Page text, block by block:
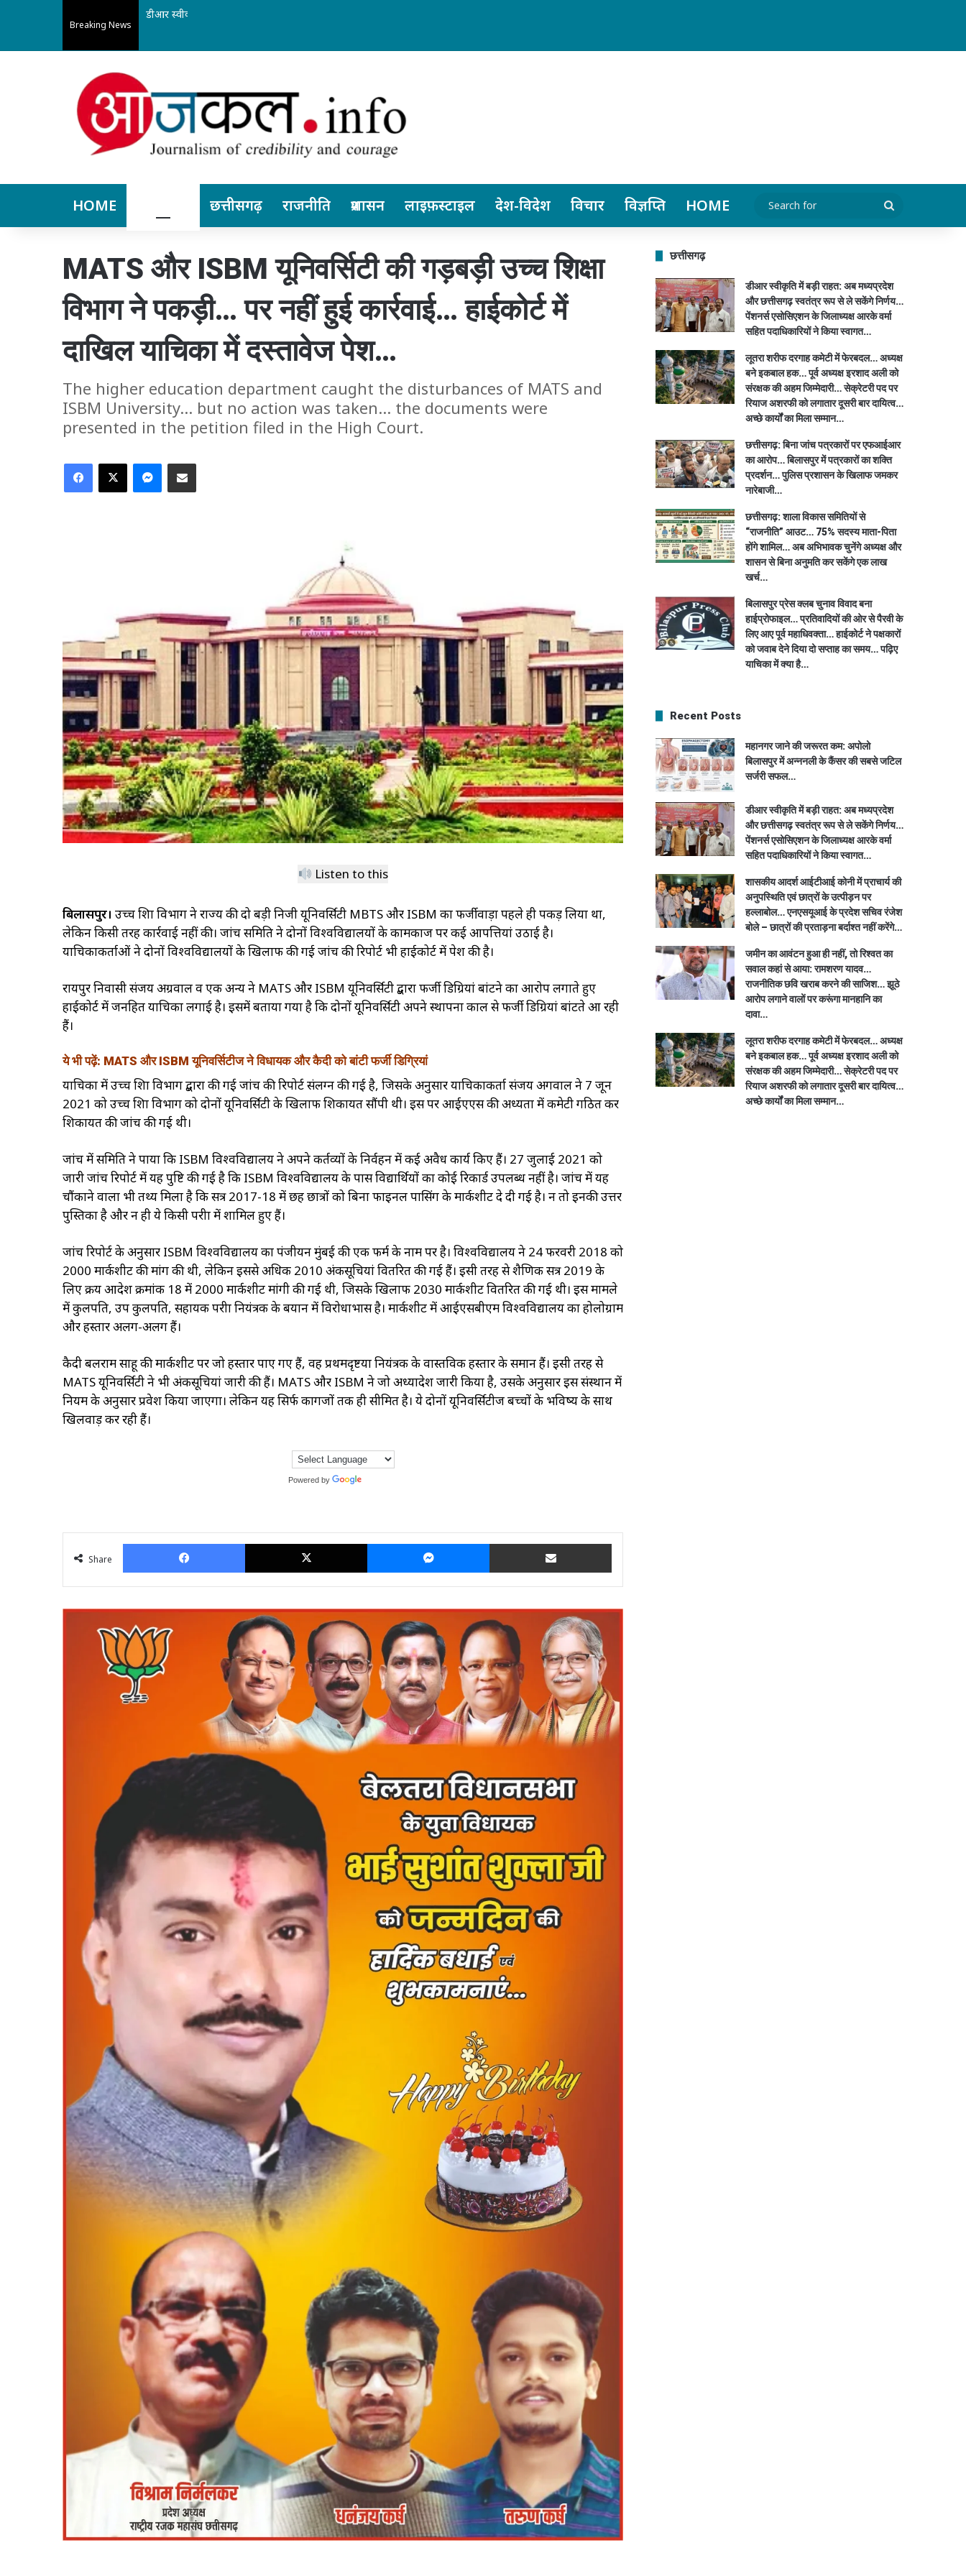
Breaking News
डीआर स्वीकृति में बड़ी राहत: अब मध्यप्रदेश और छत्तीसगढ़ स्वतंत्र रूप से ले सकेंगे निर्णय… पेंशनर्स एसोसिएशन के जिलाध्यक्ष आरके वर्मा सहित पदाधिकारियों ने किया स्वागत…
HOME छत्तीसगढ़ राजनीति प्रशासन लाइफ़स्टाइल देश-विदेश विचार विज्ञप्ति HOME
for
MATS और ISBM यूनिवर्सिटी की गड़बड़ी उच्च शिक्षा
विभाग ने पकड़ी… पर नहीं हुई कार्रवाई… हाईकोर्ट में
दाखिल याचिका में दस्तावेज पेश…
The higher education department caught the disturbances of MATS and
ISBM University... but no action was taken... the documents were
presented in the petition filed in the High Court.
Facebook
X MessengerShare via Email
Listen to this
बिलासपुर। उच्च शिक्षा विभाग ने राज्य की दो बड़ी निजी यूनिवर्सिटी MBTS और ISBM का फर्जीवाड़ा पहले ही पकड़ लिया था,
लेकिन किसी तरह कार्रवाई नहीं की। जांच समिति ने दोनों विश्वविद्यालयों के कामकाज पर कई आपत्तियां उठाई है।
याचिकाकर्ताओं ने दोनों विश्वविद्यालयों के खिलाफ की गई जांच की रिपोर्ट भी हाईकोर्ट में पेश की है।
रायपुर निवासी संजय अग्रवाल व एक अन्य ने MATS और ISBM यूनिवर्सिटी द्बारा फर्जी डिग्रियां बांटने का आरोप लगाते हुए
हाईकोर्ट में जनहित याचिका लगाई है। इसमें बताया गया है कि दोनों यूनिवर्सिटी अपने स्थापना काल से फर्जी डिग्रियां बांटते आ रही
हैं।
ये भी पढ़ें: MATS और ISBM यूनिवर्सिटीज ने विधायक और कैदी को बांटी फर्जी डिग्रियां
याचिका में उच्च शिक्षा विभाग द्बारा की गई जांच की रिपोर्ट संलग्न की गई है, जिसके अनुसार याचिकाकर्ता संजय अगवाल ने 7 जून
2021 को उच्च शिक्षा विभाग को दोनों यूनिवर्सिटी के खिलाफ शिकायत सौंपी थी। इस पर आईएएस की अध्यक्षता में कमेटी गठित कर
शिकायत की जांच की गई थी।
जांच में समिति ने पाया कि ISBM विश्वविद्यालय ने अपने कर्तव्यों के निर्वहन में कई अवैध कार्य किए हैं। 27 जुलाई 2021 को
जारी जांच रिपोर्ट में यह पुष्टि की गई है कि ISBM विश्वविद्यालय के पास विद्यार्थियों का कोई रिकार्ड उपलब्ध नहीं है। जांच में यह
चौंकाने वाला भी तथ्य मिला है कि सत्र 2017-18 में छह छात्रों को बिना फाइनल पासिंग के मार्कशीट दे दी गई है। न तो इनकी उत्तर
पुस्तिका है और न ही ये किसी परीक्षा में शामिल हुए हैं।
जांच रिपोर्ट के अनुसार ISBM विश्वविद्यालय का पंजीयन मुंबई की एक फर्म के नाम पर है। विश्वविद्यालय ने 24 फरवरी 2018 को
2000 मार्कशीट की मांग की थी, लेकिन इससे अधिक 2010 अंकसूचियां वितरित की गई हैं। इसी तरह से शैक्षणिक सत्र 2019 के
लिए क्रय आदेश क्रमांक 18 में 2000 मार्कशीट मांगी की गई थी, जिसके खिलाफ 2030 मार्कशीट वितरित की गई थी। इस मामले
में कुलपति, उप कुलपति, सहायक परीक्षा नियंत्रक के बयान में विरोधाभास है। मार्कशीट में आईएसबीएम विश्वविद्यालय का होलोग्राम
और हस्ताक्षर अलग-अलग हैं।
कैदी बलराम साहू की मार्कशीट पर जो हस्ताक्षर पाए गए हैं, वह प्रथमदृष्टया नियंत्रक के वास्तविक हस्ताक्षर के समान हैं। इसी तरह से
MATS यूनिवर्सिटी ने भी अंकसूचियां जारी की हैं। MATS और ISBM ने जो अध्यादेश जारी किया है, उसके अनुसार इस संस्थान में
नियम के अनुसार प्रवेश किया जाएगा। लेकिन यह सिर्फ कागजों तक ही सीमित है। ये दोनों यूनिवर्सिटीज बच्चों के भविष्य के साथ
खिलवाड़ कर रही हैं।
Powered by
Share
Facebook X Messenger Share via Email
छत्तीसगढ़
डीआर स्वीकृति में बड़ी राहत: अब मध्यप्रदेश
और छत्तीसगढ़ स्वतंत्र रूप से ले सकेंगे निर्णय…
पेंशनर्स एसोसिएशन के जिलाध्यक्ष आरके वर्मा
सहित पदाधिकारियों ने किया स्वागत…
लूतरा शरीफ दरगाह कमेटी में फेरबदल… अध्यक्ष
बने इकबाल हक… पूर्व अध्यक्ष इरशाद अली को
संरक्षक की अहम जिम्मेदारी… सेक्रेटरी पद पर
रियाज अशरफी को लगातार दूसरी बार दायित्व…
अच्छे कार्यों का मिला सम्मान…
छत्तीसगढ़: बिना जांच पत्रकारों पर एफआईआर
का आरोप… बिलासपुर में पत्रकारों का शक्ति
प्रदर्शन… पुलिस प्रशासन के खिलाफ जमकर
नारेबाजी…
छत्तीसगढ़: शाला विकास समितियों से
“राजनीति” आउट… 75% सदस्य माता-पिता
होंगे शामिल… अब अभिभावक चुनेंगे अध्यक्ष और
शासन से बिना अनुमति कर सकेंगे एक लाख
खर्च…
बिलासपुर प्रेस क्लब चुनाव विवाद बना
हाईप्रोफाइल… प्रतिवादियों की ओर से पैरवी के
लिए आए पूर्व महाधिवक्ता… हाईकोर्ट ने पक्षकारों
को जवाब देने दिया दो सप्ताह का समय… पढ़िए
याचिका में क्या है…
Recent Posts
महानगर जाने की जरूरत कम: अपोलो
बिलासपुर में अन्ननली के कैंसर की सबसे जटिल
सर्जरी सफल…
डीआर स्वीकृति में बड़ी राहत: अब मध्यप्रदेश
और छत्तीसगढ़ स्वतंत्र रूप से ले सकेंगे निर्णय…
पेंशनर्स एसोसिएशन के जिलाध्यक्ष आरके वर्मा
सहित पदाधिकारियों ने किया स्वागत…
शासकीय आदर्श आईटीआई कोनी में प्राचार्य की
अनुपस्थिति एवं छात्रों के उत्पीड़न पर
हल्लाबोल… एनएसयूआई के प्रदेश सचिव रंजेश
बोले – छात्रों की प्रताड़ना बर्दाश्त नहीं करेंगे…
जमीन का आवंटन हुआ ही नहीं, तो रिश्वत का
सवाल कहां से आया: रामशरण यादव…
राजनीतिक छवि खराब करने की साजिश… झूठे
आरोप लगाने वालों पर करूंगा मानहानि का
दावा…
लूतरा शरीफ दरगाह कमेटी में फेरबदल… अध्यक्ष
बने इकबाल हक… पूर्व अध्यक्ष इरशाद अली को
संरक्षक की अहम जिम्मेदारी… सेक्रेटरी पद पर
रियाज अशरफी को लगातार दूसरी बार दायित्व…
अच्छे कार्यों का मिला सम्मान…